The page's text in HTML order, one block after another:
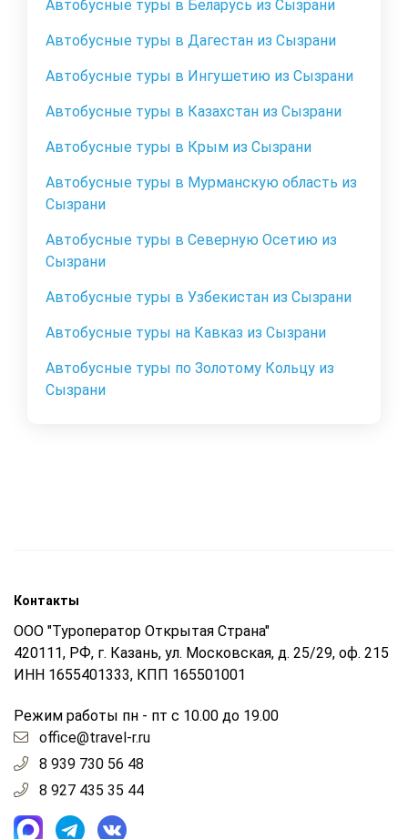
Автобусные туры в Беларусь из Сызрани
Автобусные туры в Дагестан из Сызрани
Автобусные туры в Ингушетию из Сызрани
Автобусные туры в Казахстан из Сызрани
Автобусные туры в Крым из Сызрани
Автобусные туры в Мурманскую область из
Сызрани
Автобусные туры в Северную Осетию из
Сызрани
Автобусные туры в Узбекистан из Сызрани
Автобусные туры на Кавказ из Сызрани
Автобусные туры по Золотому Кольцу из
Сызрани
Контакты
ООО "Туроператор Открытая Страна"
420111, РФ, г. Казань, ул. Московская, д. 25/29, оф. 215
ИНН 1655401333, КПП 165501001
Режим работы пн - пт с 10.00 до 19.00
office@travel-r.ru
8 939 730 56 48
8 927 435 35 44